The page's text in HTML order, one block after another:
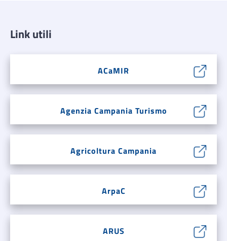
Link utili
ACaMIR
Agenzia Campania Turismo
Agricoltura Campania
ArpaC
ARUS